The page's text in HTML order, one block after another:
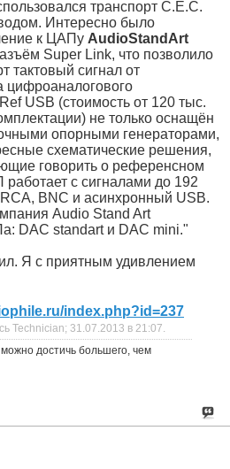
транспорт C.E.C.
Интересно было
к ЦАПу AudioStandArt
Super Link, что позволило
тактовый сигнал от
цифроаналогового
USB (стоимость от 120 тыс.
не только оснащён
опорными генераторами,
схематические решения,
говорить о референсном
с сигналами до 192
BNC и асинхронный USB.
Audio Stand Art
DAC standart и DAC mini."
Я с приятным удивлением
index.php?id=237
Technician; 31.07.2013 в 21:07.
достичь большего, чем